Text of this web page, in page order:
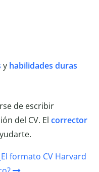
y habilidades duras
de escribir
del CV. El corrector
formato CV Harvard